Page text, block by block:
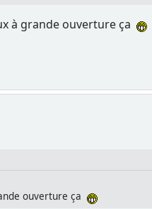
à grande ouverture ça
ouverture ça